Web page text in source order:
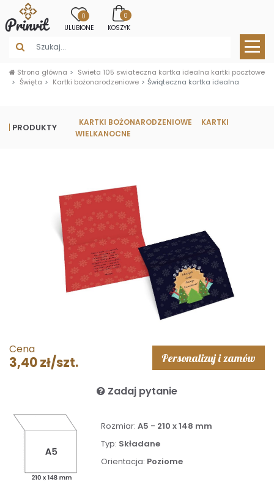
0
ULUBIONE
0
KOSZYK
Strona główna
Swieta 105 swiateczna kartka idealna kartki pocztowe
Święta
Kartki bożonarodzeniowe Świąteczna kartka idealna
PRODUKTY KARTKI BOŻONARODZENIOWE
KARTKI
WIELKANOCNE
Cena
3,40 zł/szt. Personalizuj i zamów
Zadaj pytanie
Rozmiar: A5 - 210 x 148 mm
Typ: Składane
Orientacja: Poziome